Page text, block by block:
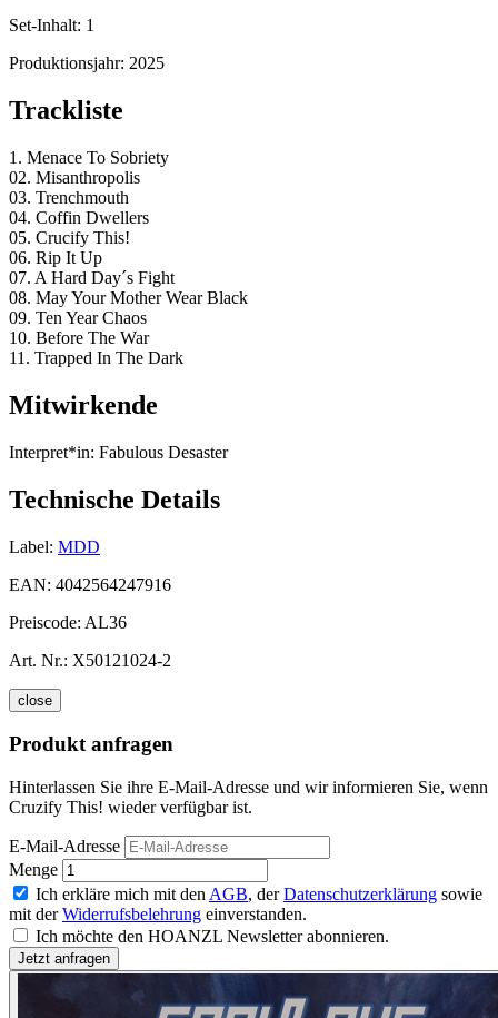
Set-Inhalt: 1
Produktionsjahr: 2025
Trackliste
1. Menace To Sobriety
02. Misanthropolis
03. Trenchmouth
04. Coffin Dwellers
05. Crucify This!
06. Rip It Up
07. A Hard Day´s Fight
08. May Your Mother Wear Black
09. Ten Year Chaos
10. Before The War
11. Trapped In The Dark
Mitwirkende
Interpret*in: Fabulous Desaster
Technische Details
Label: MDD
EAN: 4042564247916
Preiscode: AL36
Art. Nr.: X50121024-2
close
Produkt anfragen
Hinterlassen Sie ihre E-Mail-Adresse und wir informieren Sie, wenn
Cruzify This! wieder verfügbar ist.
E-Mail-Adresse
Menge
Ich erkläre mich mit den AGB, derDatenschutzerklärung sowie
mit derWiderrufsbelehrung einverstanden.
Ich möchte den HOANZL Newsletter abonnieren.